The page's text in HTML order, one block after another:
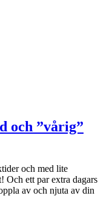
och ”vårig”
och med lite
Och ett par extra dagars
av och njuta av din